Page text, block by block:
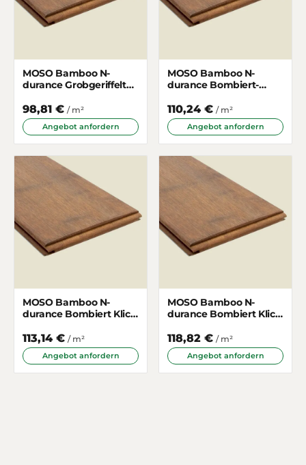
MOSO Bamboo N-
durance Grobgeriffelt
98,81 € / m²
Angebot anfordern
MOSO Bamboo N-
durance Bombiert-
110,24 € / m²
Angebot anfordern
MOSO Bamboo N-
durance Bombiert Klick
113,14 € / m²
Angebot anfordern
MOSO Bamboo N-
durance Bombiert Klick
118,82 € / m²
Angebot anfordern